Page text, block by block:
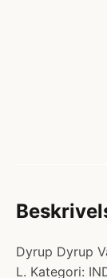
Dyrup Dyrup
L. Kategori: